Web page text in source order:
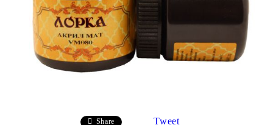
Share Tweet